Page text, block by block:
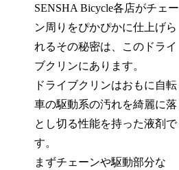
SENSHA Bicycle各店がチェー
ン周りをぴかぴかに仕上げら
れるその秘密は、このドライ
ブクリンにあります。
ドライブクリンはおもに自転
車の駆動系の汚れを綺麗に落
とし切る性能を持った液剤で
す。
まずチェーンや駆動部分な